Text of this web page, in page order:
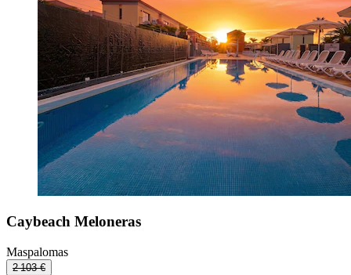
Caybeach Meloneras
Maspalomas
2 103 €